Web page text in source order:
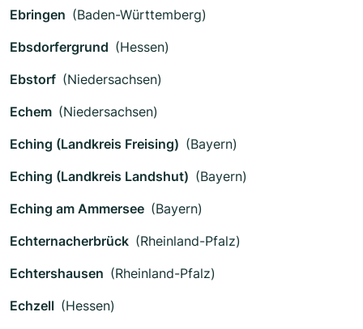
Ebringen (Baden-Württemberg)
Ebsdorfergrund (Hessen)
Ebstorf (Niedersachsen)
Echem (Niedersachsen)
Eching (Landkreis Freising) (Bayern)
Eching (Landkreis Landshut) (Bayern)
Eching am Ammersee (Bayern)
Echternacherbrück (Rheinland-Pfalz)
Echtershausen (Rheinland-Pfalz)
Echzell (Hessen)